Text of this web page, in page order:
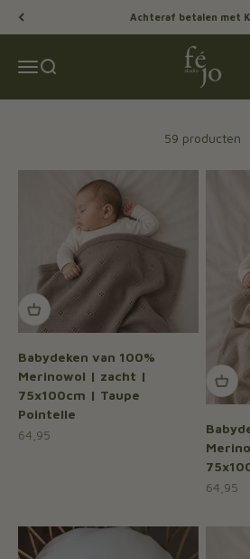
Gratis verzending
MenuZoeken
Féjo Studio
59 producten
Babydeken van 100%
Merinowol | zacht |
75x100cm | Taupe
Pointelle
Aanbiedingsprijs
64,95
64,95